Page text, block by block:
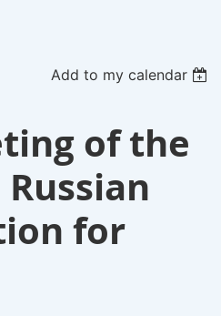
Add to my calendar
of the
for